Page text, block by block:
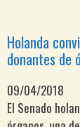
Holanda
donantes de
09/04/2018
El Senado